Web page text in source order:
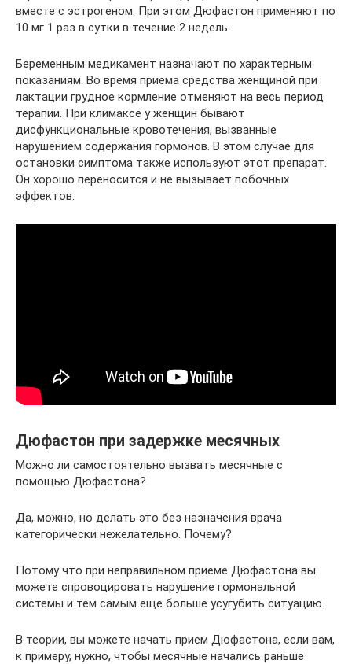
вместе с эстрогеном. При этом Дюфастон применяют по
10 мг 1 раз в сутки в течение 2 недель.
Беременным медикамент назначают по характерным
показаниям. Во время приема средства женщиной при
лактации грудное кормление отменяют на весь период
терапии. При климаксе у женщин бывают
дисфункциональные кровотечения, вызванные
нарушением содержания гормонов. В этом случае для
остановки симптома также используют этот препарат.
Он хорошо переносится и не вызывает побочных
эффектов.
Дюфастон при задержке месячных
Можно ли самостоятельно вызвать месячные с
помощью Дюфастона?
Да, можно, но делать это без назначения врача
категорически нежелательно. Почему?
Потому что при неправильном приеме Дюфастона вы
можете спровоцировать нарушение гормональной
системы и тем самым еще больше усугубить ситуацию.
В теории, вы можете начать прием Дюфастона, если вам,
к примеру, нужно, чтобы месячные начались раньше